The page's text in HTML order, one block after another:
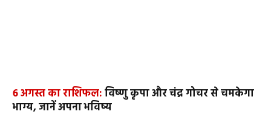
6 अगस्त का राशिफल:विष्णु कृपा और चंद्र गोचर से चमकेगा
भाग्य, जानें अपना भविष्य